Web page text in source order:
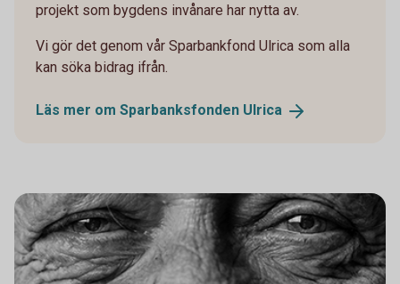
projekt som bygdens invånare har nytta av.
Vi gör det genom vår Sparbankfond Ulrica som alla
kan söka bidrag ifrån.
Läs mer om Sparbanksfonden Ulrica